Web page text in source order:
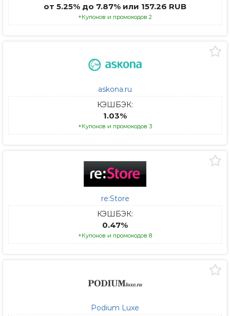
от 5.25% до 7.87% или 157.26 RUB
+Купонов и промокодов 2
askona.ru
КЭШБЭК:
1.03%
+Купонов и промокодов 3
re:Store
КЭШБЭК:
0.47%
+Купонов и промокодов 8
Podium Luxe